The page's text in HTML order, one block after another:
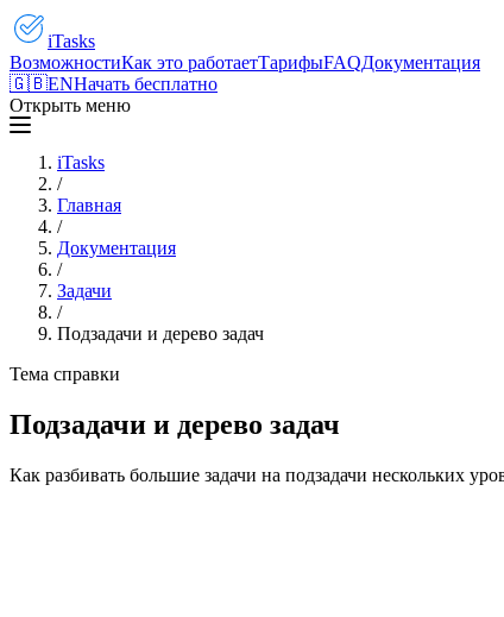
iTasks
ВозможностиКак это работаетТарифыFAQДокументация
🇬🇧ENНачать бесплатно
Открыть меню
iTasks
/
Главная
/
Документация
/
Задачи
/
Подзадачи и дерево задач
Тема справки
Подзадачи и дерево задач
Как разбивать большие задачи на подзадачи нескольких